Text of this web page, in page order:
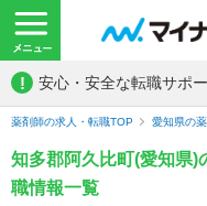
! 安心・安全な転職サポ
薬剤師の求人・転職TOP 愛知県の
知多郡阿久比町(愛知県)
職情報一覧